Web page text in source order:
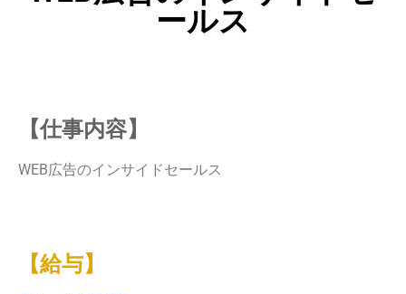
ールス
【仕事内容】
WEB広告のインサイドセールス
【給与】